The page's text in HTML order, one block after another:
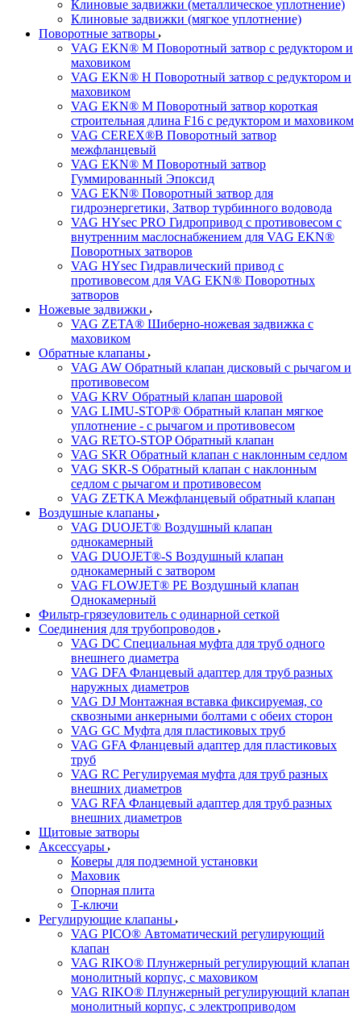
Клиновые задвижки (металлическое уплотнение)
Клиновые задвижки (мягкое уплотнение)
Поворотные затворы
VAG EKN® M Поворотный затвор с редуктором и
маховиком
VAG EKN® H Поворотный затвор с редуктором и
маховиком
VAG EKN® M Поворотный затвор короткая
строительная длина F16 с редуктором и маховиком
VAG CEREX®B Поворотный затвор
межфланцевый
VAG EKN® M Поворотный затвор
Гуммированный Эпоксид
VAG EKN® Поворотный затвор для
гидроэнергетики, Затвор турбинного водовода
VAG HYsec PRO Гидропривод с противовесом с
внутренним маслоснабжением для VAG EKN®
Поворотных затворов
VAG HYsec Гидравлический привод с
противовесом для VAG EKN® Поворотных
затворов
Ножевые задвижки
VAG ZETA® Шиберно-ножевая задвижка с
маховиком
Обратные клапаны
VAG AW Обратный клапан дисковый с рычагом и
противовесом
VAG KRV Обратный клапан шаровой
VAG LIMU-STOP® Обратный клапан мягкое
уплотнение - с рычагом и противовесом
VAG RETO-STOP Обратный клапан
VAG SKR Обратный клапан с наклонным седлом
VAG SKR-S Обратный клапан с наклонным
седлом с рычагом и противовесом
VAG ZETKA Межфланцевый обратный клапан
Воздушные клапаны
VAG DUOJET® Воздушный клапан
однокамерный
VAG DUOJET®-S Воздушный клапан
однокамерный с затвором
VAG FLOWJET® PE Воздушный клапан
Однокамерный
Фильтр-грязеуловитель с одинарной сеткой
Соединения для трубопроводов
VAG DC Специальная муфта для труб одного
внешнего диаметра
VAG DFA Фланцевый адаптер для труб разных
наружных диаметров
VAG DJ Монтажная вставка фиксируемая, со
сквозными анкерными болтами с обеих сторон
VAG GC Муфта для пластиковых труб
VAG GFA Фланцевый адаптер для пластиковых
труб
VAG RC Регулируемая муфта для труб разных
внешних диаметров
VAG RFA Фланцевый адаптер для труб разных
внешних диаметров
Щитовые затворы
Аксессуары
Коверы для подземной установки
Маховик
Опорная плита
Т-ключи
Регулирующие клапаны
VAG PICO® Автоматический регулирующий
клапан
VAG RIKO® Плунжерный регулирующий клапан
монолитный корпус, с маховиком
VAG RIKO® Плунжерный регулирующий клапан
монолитный корпус, с электроприводом